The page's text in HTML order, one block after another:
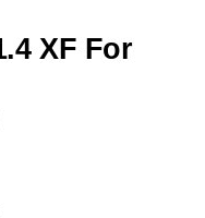
XF For